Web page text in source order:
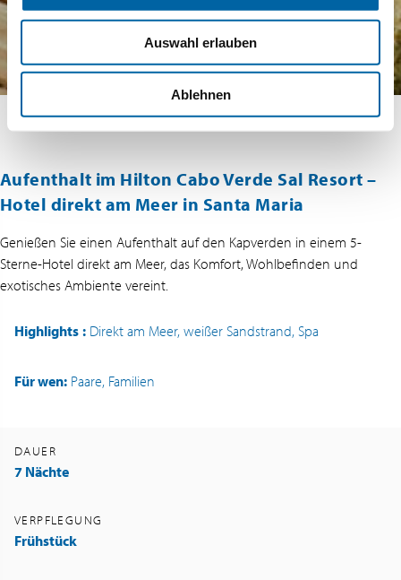
Auswahl erlauben
Ablehnen
Aufenthalt im Hilton Cabo Verde Sal Resort –
Hotel direkt am Meer in Santa Maria
Genießen Sie einen Aufenthalt auf den Kapverden in einem 5-
Sterne-Hotel direkt am Meer, das Komfort, Wohlbefinden und
exotisches Ambiente vereint.
Highlights : Direkt am Meer, weißer Sandstrand, Spa
Für wen: Paare, Familien
DAUER
7 Nächte
VERPFLEGUNG
Frühstück